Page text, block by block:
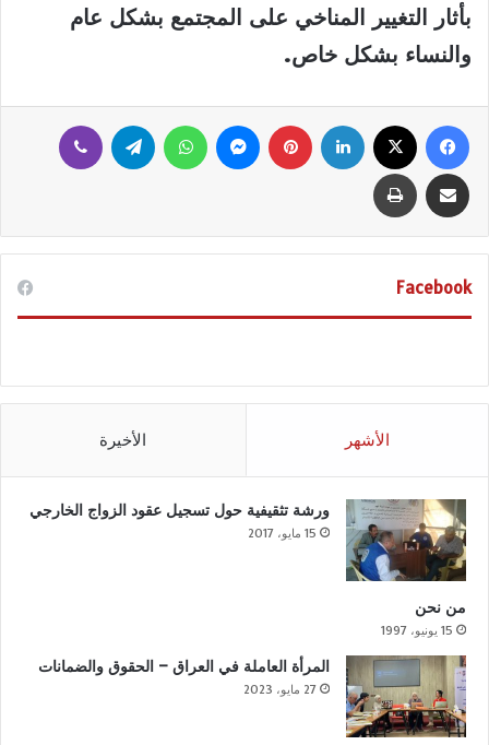
بأثار التغيير المناخي على المجتمع بشكل عام
والنساء بشكل خاص.
فيسبوك لينكدإن بينتيريست ماسنجر واتساب تيلقرام
مشاركة عبر البريد طباعة
Facebook
الأشهر الأخيرة
ورشة تثقيفية حول تسجيل عقود الزواج الخارجي
15 مايو، 2017
من نحن
15 يونيو، 1997
المرأة العاملة في العراق – الحقوق والضمانات
27 مايو، 2023